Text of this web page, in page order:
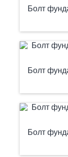
Болт
Болт
Болт